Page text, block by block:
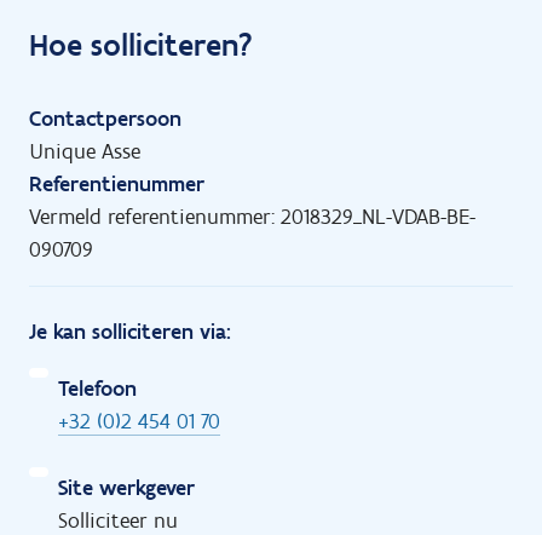
Hoe solliciteren?
Contactpersoon
Unique Asse
Referentienummer
Vermeld referentienummer: 2018329_NL-VDAB-BE-
090709
Je kan solliciteren via:
Telefoon
+32 (0)2 454 01 70
Site werkgever
Solliciteer nu